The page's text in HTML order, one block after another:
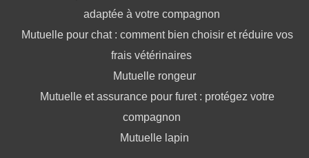
adaptée à votre compagnon
Mutuelle pour chat : comment bien choisir et réduire vos
frais vétérinaires
Mutuelle rongeur
Mutuelle et assurance pour furet : protégez votre
compagnon
Mutuelle lapin